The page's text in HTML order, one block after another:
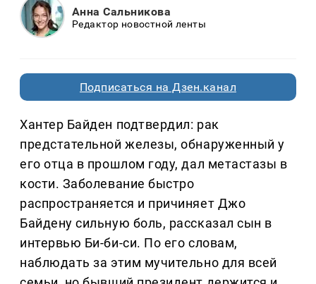
Анна Сальникова
Редактор новостной ленты
Подписаться на Дзен.канал
Хантер Байден подтвердил: рак
предстательной железы, обнаруженный у
его отца в прошлом году, дал метастазы в
кости. Заболевание быстро
распространяется и причиняет Джо
Байдену сильную боль, рассказал сын в
интервью Би-би-си. По его словам,
наблюдать за этим мучительно для всей